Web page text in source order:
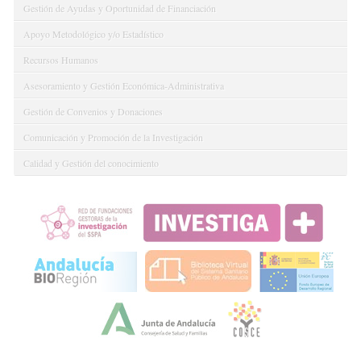
Gestión de Ayudas y Oportunidad de Financiación
Apoyo Metodológico y/o Estadístico
Recursos Humanos
Asesoramiento y Gestión Económica-Administrativa
Gestión de Convenios y Donaciones
Comunicación y Promoción de la Investigación
Calidad y Gestión del conocimiento